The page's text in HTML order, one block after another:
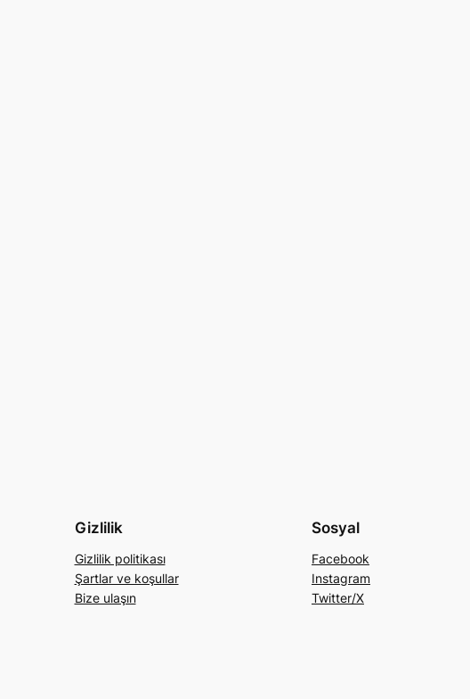
Gizlilik
Gizlilik politikası
Şartlar ve koşullar
Bize ulaşın
Sosyal
Facebook
Instagram
Twitter/X